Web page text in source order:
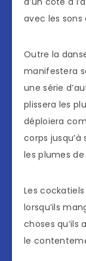
avec les
Outre la
manifestera
une série
plissera les
déploiera
corps
les plumes
Les
lorsqu’ils
choses qu’ils
le